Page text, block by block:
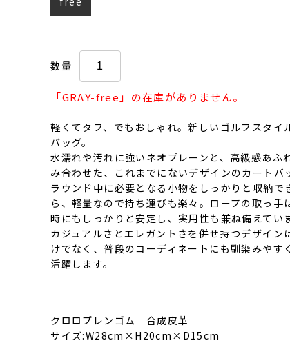
数量
「GRAY-free」の在庫がありません。
軽くてタフ、でもおしゃれ。新しいゴルフスタイ
バッグ。
水濡れや汚れに強いネオプレーンと、高級感あふ
み合わせた、これまでにないデザインのカートバ
ラウンド中に必要となる小物をしっかりと収納で
ら、軽量なので持ち運びも楽々。ロープの取っ手
時にもしっかりと安定し、実用性も兼ね備えてい
カジュアルさとエレガントさを併せ持つデザイン
けでなく、普段のコーディネートにも馴染みやす
活躍します。
クロロプレンゴム 合成皮革
サイズ:W28cm×H20cm×D15cm